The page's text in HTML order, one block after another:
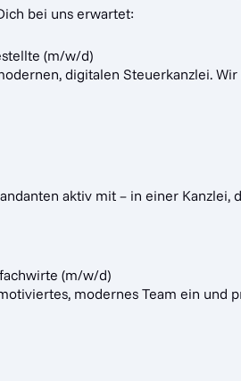
bei uns erwartet:
(m/w/d)
digitalen Steuerkanzlei.
aktiv mit – in einer
(m/w/d)
modernes Team ein